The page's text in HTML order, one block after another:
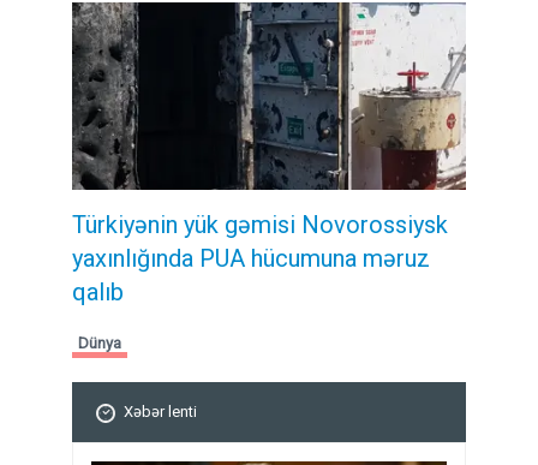
Türkiyənin yük gəmisi Novorossiysk
yaxınlığında PUA hücumuna məruz
qalıb
Dünya
Xəbər lenti